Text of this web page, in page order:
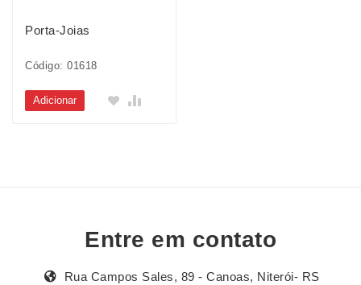
Porta-Joias
Código: 01618
Adicionar
Entre em contato
Rua Campos Sales, 89 - Canoas, Niterói- RS